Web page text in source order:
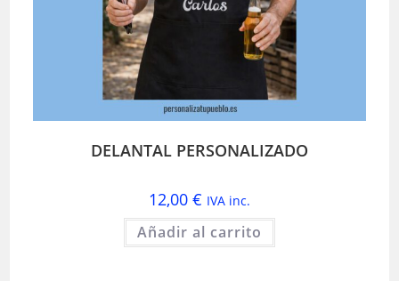
DELANTAL PERSONALIZADO
12,00 € IVA inc.
Añadir al carrito